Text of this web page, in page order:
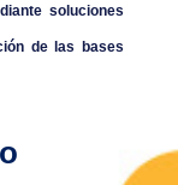
soluciones
de las bases